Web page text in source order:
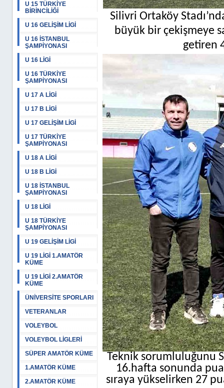
U 15 TÜRKİYE
BİRİNCİLİĞİ
U 16 GELİŞİM LİGİ
U 16 İSTANBUL
ŞAMPİYONASI
U 16 LİGİ
U 16 TÜRKİYE
ŞAMPİYONASI
U 17 A LİGİ
U 17 B LİGİ
U 17 GELİŞİM LİGİ
U 17 TÜRKİYE
ŞAMPİYONASI
U 18 A LİGİ
U 18 B LİGİ
U 18 İSTANBUL
ŞAMPİYONASI
U 18 LİGİ
U 18 TÜRKİYE
ŞAMPİYONASI
U 19 GELİŞİM LİGİ
U 19 LİGİ 1.AMATÖR
KÜME
U 19 LİGİ 2.AMATÖR
KÜME
ÜNİVERSİTE SPORLARI
VETERANLAR
VOLEYBOL
VOLEYBOL LİGLERİ
SÜPER AMATÖR KÜME
1.AMATÖR KÜME
2.AMATÖR KÜME
Silivri Ortaköy
büyük bir çekişmeye
getiren
Teknik sorumluluğunu
16.hafta sonunda
sıraya yükselirken 27